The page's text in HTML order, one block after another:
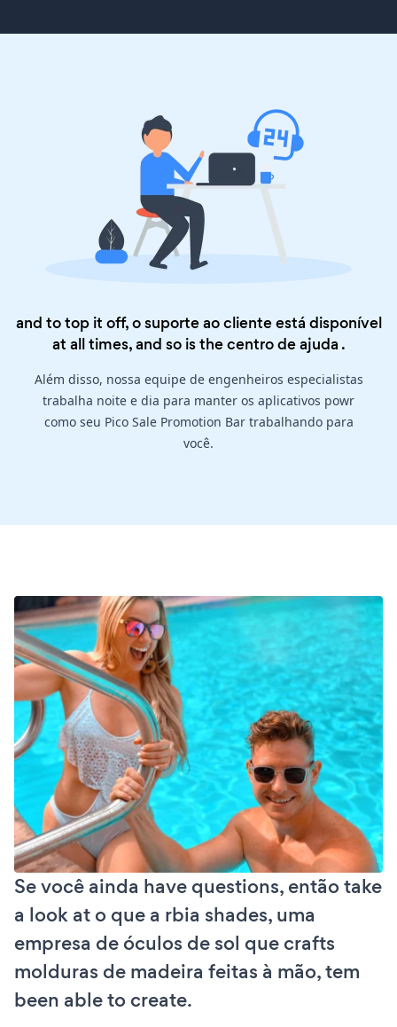
and to top it off, o suporte ao cliente está disponível
at all times, and so is thecentro de ajuda .
Além disso, nossa equipe de engenheiros especialistas
trabalha noite e dia para manter os aplicativos powr
como seu Pico Sale Promotion Bar trabalhando para
você.
Se você ainda have questions, então take
a look at o que a rbia shades, uma
empresa de óculos de sol que crafts
molduras de madeira feitas à mão, tem
been able to create.